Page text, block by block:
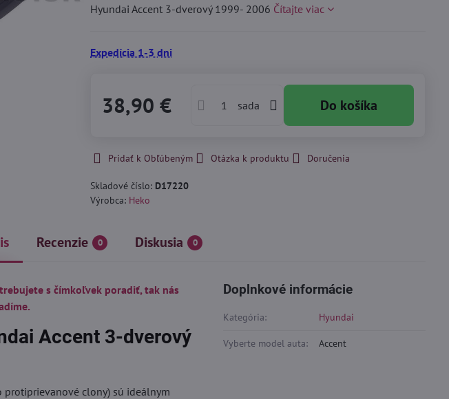
Hyundai Accent 3-dverový 1999- 2006 Čítajte viac
Expedícia 1-3 dni
38,90 € sada Do košíka
Pridať k Obľúbeným Otázka k produktu Doručenia
Skladové číslo: D17220
Výrobca: Heko
Recenzie 0 Diskusia 0
s čímkoľvek poradiť, tak nás
Accent 3-dverový
clony) sú ideálnym
Doplnkové informácie
Kategória: Hyundai
Vyberte model auta: Accent